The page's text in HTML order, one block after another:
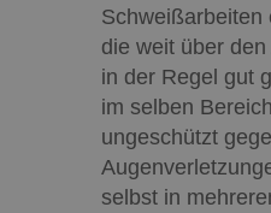
Schweißarbeiten
die weit über
in der Regel gut
im selben
ungeschützt
selbst in